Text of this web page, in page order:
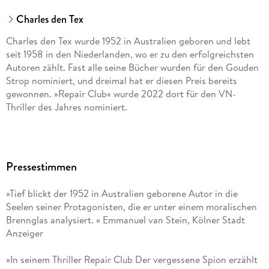
Charles den Tex
Charles den Tex wurde 1952 in Australien geboren und lebt
seit 1958 in den Niederlanden, wo er zu den erfolgreichsten
Autoren zählt. Fast alle seine Bücher wurden für den Gouden
Strop nominiert, und dreimal hat er diesen Preis bereits
gewonnen. »Repair Club« wurde 2022 dort für den VN-
Thriller des Jahres nominiert.
Pressestimmen
»Tief blickt der 1952 in Australien geborene Autor in die
Seelen seiner Protagonisten, die er unter einem moralischen
Brennglas analysiert. « Emmanuel van Stein, Kölner Stadt
Anzeiger
»In seinem Thriller Repair Club Der vergessene Spion erzählt